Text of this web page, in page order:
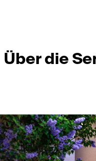
Über die